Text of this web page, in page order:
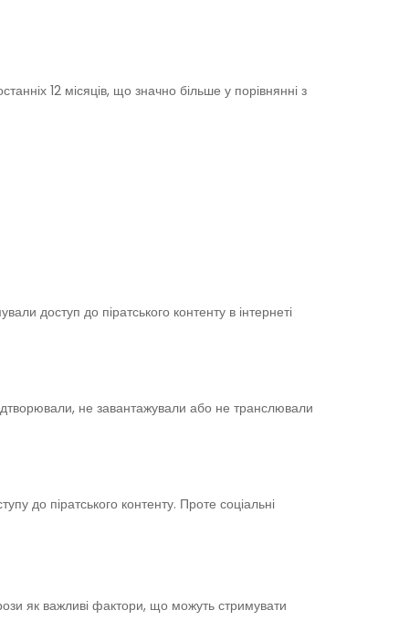
12 місяців, що значно більше у порівнянні з
доступ до піратського контенту в інтернеті
не завантажували або не транслювали
до піратського контенту. Проте соціальні
як важливі фактори, що можуть стримувати